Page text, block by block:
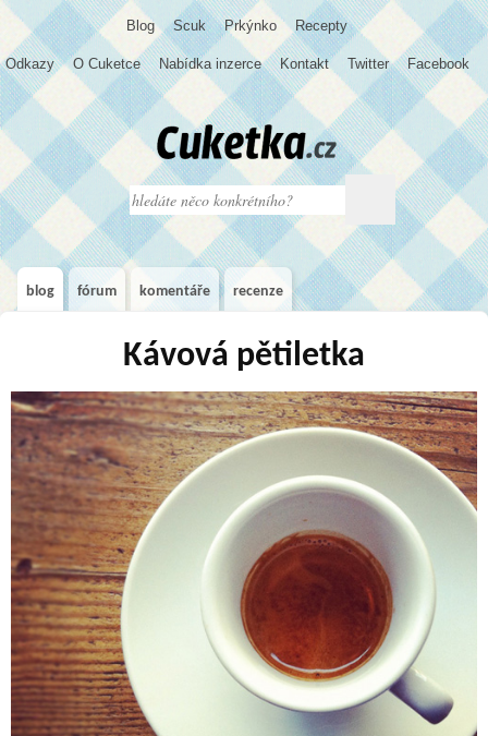
Blog Scuk Prkýnko Recepty
Odkazy O Cuketce Nabídka inzerce Kontakt Twitter Facebook
blog fórum komentáře recenze
Kávová pětiletka